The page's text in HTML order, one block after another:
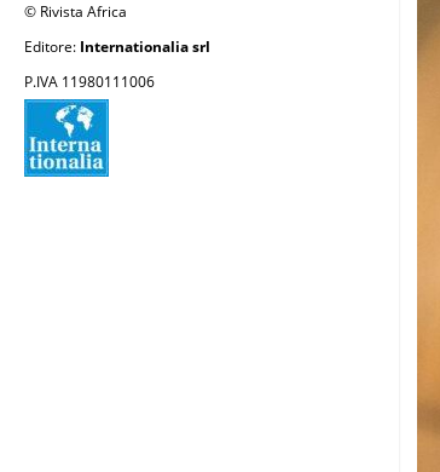
© Rivista Africa
Editore: Internationalia srl
P.IVA 11980111006